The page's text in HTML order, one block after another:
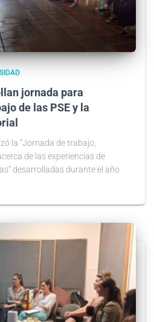
jornada para
de las PSE y la
la “Jornada de trabajo,
de las experiencias de
desarrolladas durante el año